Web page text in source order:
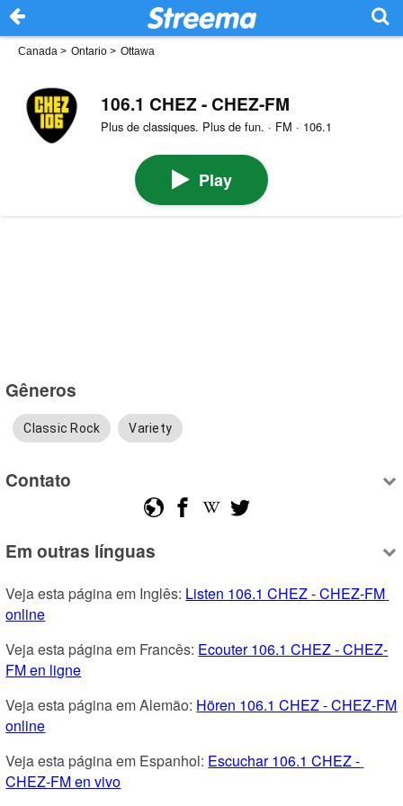
Canada > Ontario > Ottawa
106.1 CHEZ - CHEZ-FM
Plus de classiques. Plus de fun. · FM · 106.1
Play
Gêneros
Classic Rock Variety
Contato
Em outras línguas
Veja esta página em Inglês: Listen 106.1 CHEZ - CHEZ-FM
online
Veja esta página em Francês: Ecouter 106.1 CHEZ - CHEZ-
FM en ligne
Veja esta página em Alemão: Hören 106.1 CHEZ - CHEZ-FM
online
Veja esta página em Espanhol: Escuchar 106.1 CHEZ -
CHEZ-FM en vivo